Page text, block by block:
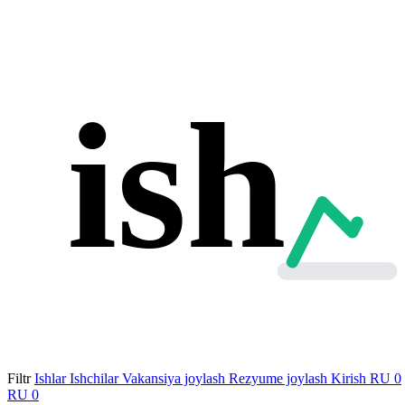
ish
Filtr Ishlar Ishchilar Vakansiya joylash Rezyume joylash Kirish RU 0
RU 0